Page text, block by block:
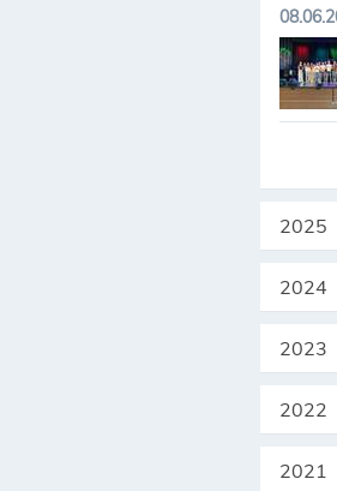
2025
2024
2023
2022
2021